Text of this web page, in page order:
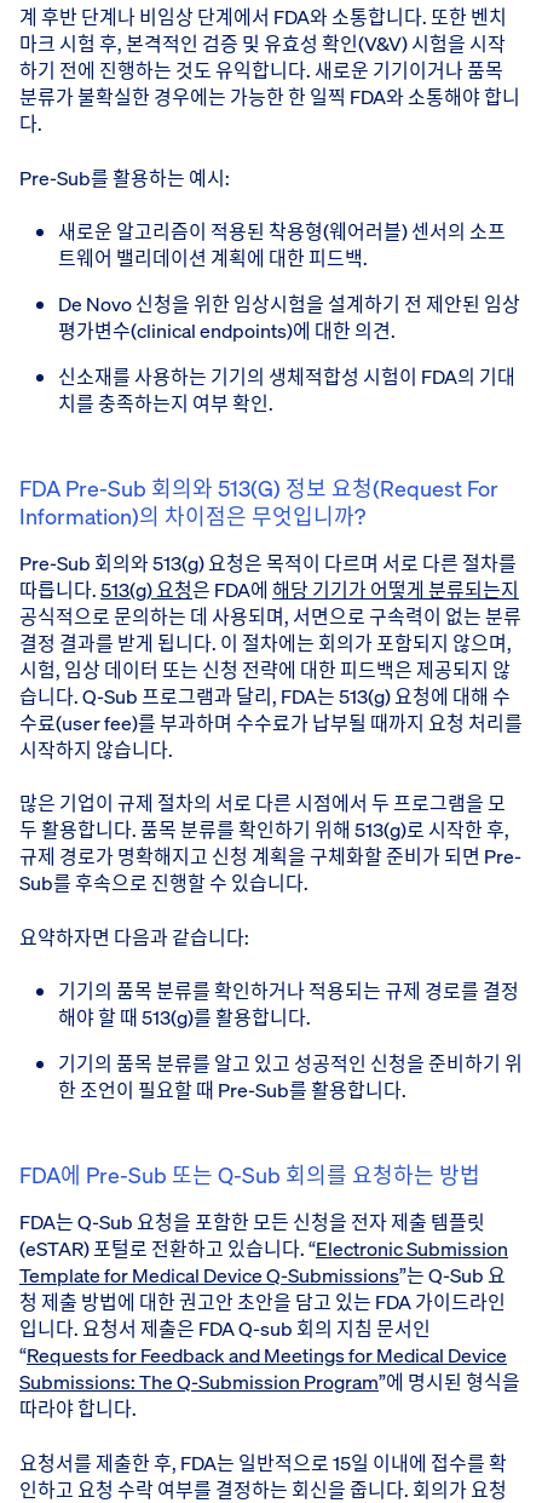
계 후반 단계나 비임상 단계에서 FDA와 소통합니다. 또한 벤치
마크 시험 후, 본격적인 검증 및 유효성 확인(V&V) 시험을 시작
하기 전에 진행하는 것도 유익합니다. 새로운 기기이거나 품목
분류가 불확실한 경우에는 가능한 한 일찍 FDA와 소통해야 합니
다.
Pre-Sub를 활용하는 예시:
새로운 알고리즘이 적용된 착용형(웨어러블) 센서의 소프
트웨어 밸리데이션 계획에 대한 피드백.
De Novo 신청을 위한 임상시험을 설계하기 전 제안된 임상
평가변수(clinical endpoints)에 대한 의견.
신소재를 사용하는 기기의 생체적합성 시험이 FDA의 기대
치를 충족하는지 여부 확인.
FDA Pre-Sub 회의와 513(g) 정보 요청(Request For
Information)의 차이점은 무엇입니까?
Pre-Sub 회의와 513(g) 요청은 목적이 다르며 서로 다른 절차를
따릅니다.513(g) 요청은 FDA에 해당 기기가 어떻게 분류되는지
공식적으로 문의하는 데 사용되며, 서면으로 구속력이 없는 분류
결정 결과를 받게 됩니다. 이 절차에는 회의가 포함되지 않으며,
시험, 임상 데이터 또는 신청 전략에 대한 피드백은 제공되지 않
습니다. Q-Sub 프로그램과 달리, FDA는 513(g) 요청에 대해 수
수료(user fee)를 부과하며 수수료가 납부될 때까지 요청 처리를
시작하지 않습니다.
많은 기업이 규제 절차의 서로 다른 시점에서 두 프로그램을 모
두 활용합니다. 품목 분류를 확인하기 위해 513(g)로 시작한 후,
규제 경로가 명확해지고 신청 계획을 구체화할 준비가 되면 Pre-
Sub를 후속으로 진행할 수 있습니다.
요약하자면 다음과 같습니다:
기기의 품목 분류를 확인하거나 적용되는 규제 경로를 결정
해야 할 때 513(g)를 활용합니다.
기기의 품목 분류를 알고 있고 성공적인 신청을 준비하기 위
한 조언이 필요할 때 Pre-Sub를 활용합니다.
FDA에 Pre-Sub 또는 Q-Sub 회의를 요청하는 방법
FDA는 Q-Sub 요청을 포함한 모든 신청을 전자 제출 템플릿
(eSTAR) 포털로 전환하고 있습니다. “Electronic Submission
Template for Medical Device Q-Submissions”는 Q-Sub 요
청 제출 방법에 대한 권고안 초안을 담고 있는 FDA 가이드라인
입니다. 요청서 제출은 FDA Q-sub 회의 지침 문서인
“Requests for Feedback and Meetings for Medical Device
Submissions: The Q-Submission Program”에 명시된 형식을
따라야 합니다.
요청서를 제출한 후, FDA는 일반적으로 15일 이내에 접수를 확
인하고 요청 수락 여부를 결정하는 회신을 줍니다. 회의가 요청